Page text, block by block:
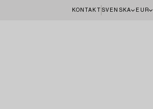
KONTAKT SVENSKA EUR